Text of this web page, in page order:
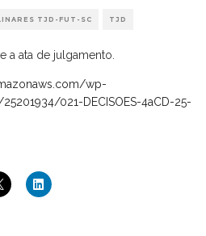
TJD-FUT-SC TJD
a ata de julgamento.
wp-
021-DECISOES-4aCD-25-